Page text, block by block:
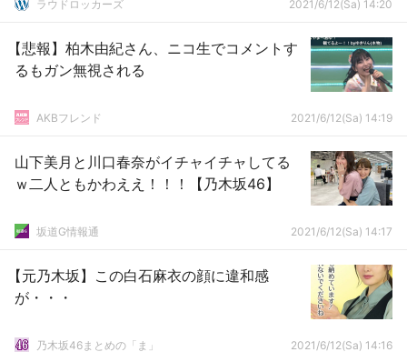
ラウドロッカーズ 2021/6/12(Sa) 14:20
【悲報】柏木由紀さん、ニコ生でコメントす
るもガン無視される
AKBフレンド 2021/6/12(Sa) 14:19
山下美月と川口春奈がイチャイチャしてる
ｗ二人ともかわええ！！！【乃木坂46】
坂道G情報通 2021/6/12(Sa) 14:17
【元乃木坂】この白石麻衣の顔に違和感
が・・・
乃木坂46まとめの「ま」 2021/6/12(Sa) 14:16